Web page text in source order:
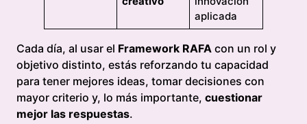
aplicada
Cada día, al usar el Framework RAFA con un rol y
objetivo distinto, estás reforzando tu capacidad
para tener mejores ideas, tomar decisiones con
mayor criterio y, lo más importante, cuestionar
mejor las respuestas.